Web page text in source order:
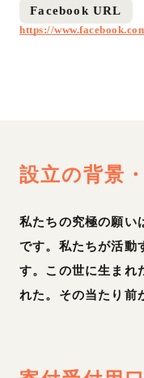
Facebook URL
https://
設立の背景
私たちの究極の願い
です。私たちが活動
す。この世に生まれ
れた。その当たり前